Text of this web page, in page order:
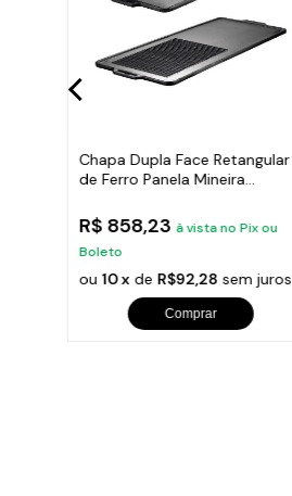
Chapa Dupla Face Retangular
de Ferro Panela Mineira
R$ 858,23 à vista no Pix ou
Boleto
ou10 x de R$92,28 sem juros
Comprar